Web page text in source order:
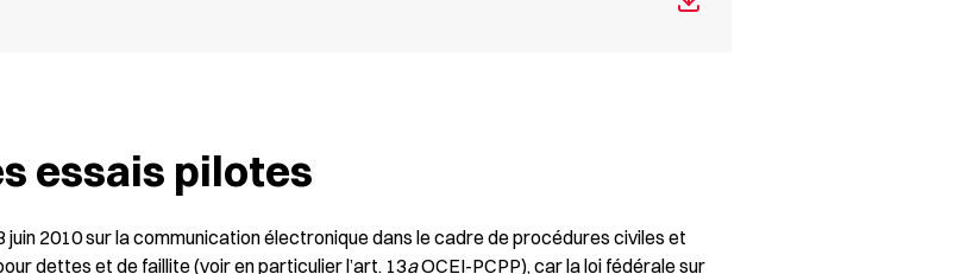
essais pilotes
juin 2010 sur la communication électronique dans le cadre de procédures civiles et
dettes et de faillite (voir en particulier l’art. 13aOCEI-PCPP), car la loi fédérale sur